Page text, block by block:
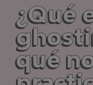
¿Qué
qué